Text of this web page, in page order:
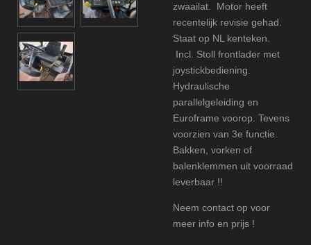
zwaailat. Motor heeft
recentelijk revisie gehad.
Staat op NL kenteken.
Incl. Stoll frontlader met
joystickbediening.
Hydraulische
parallelgeleiding en
Euroframe voorop. Tevens
voorzien van 3e functie.
Bakken, vorken of
balenklemmen uit voorraad
leverbaar !!
Neem contact op voor
meer info en prijs !